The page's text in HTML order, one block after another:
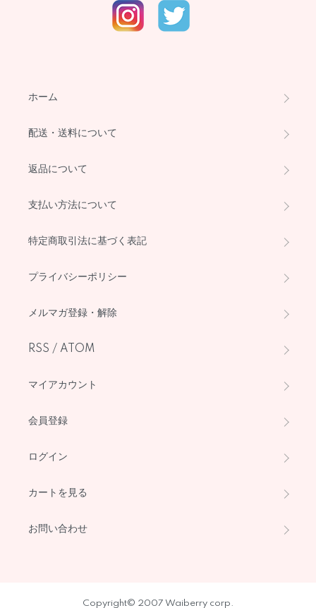
ホーム
配送・送料について
返品について
支払い方法について
特定商取引法に基づく表記
プライバシーポリシー
メルマガ登録・解除
RSS / ATOM
マイアカウント
会員登録
ログイン
カートを見る
お問い合わせ
Copyright© 2007 Waiberry corp.